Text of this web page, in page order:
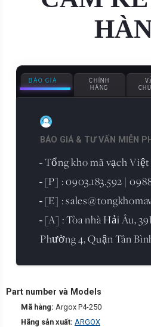
BÁO GIÁ
CHÍNH
HÃNG
BÁO GIÁ & TƯ VẤN MIỄN PHÍ
- Tổng kho mã vạch Việt
- [P] : 0903.183.592 |
- [E] :
- [A] : Tòa nhà Hải Âu,
Phường 4, Quận Tân
Part number và Models
Mã hàng: Argox P4-250
Hãng sản xuất: ARGOX